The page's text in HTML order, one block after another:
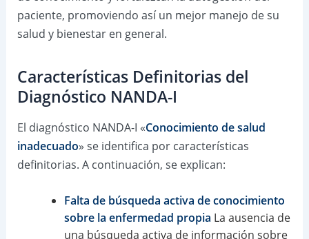
paciente, promoviendo así un mejor manejo de su
salud y bienestar en general.
Características Definitorias del
Diagnóstico NANDA-I
El diagnóstico NANDA-I «Conocimiento de salud
inadecuado» se identifica por características
definitorias. A continuación, se explican:
Falta de búsqueda activa de conocimiento
sobre la enfermedad propia La ausencia de
una búsqueda activa de información sobre